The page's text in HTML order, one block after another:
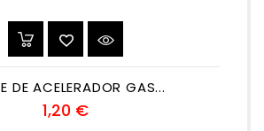
DE ACELERADOR GAS...
1,20 €Precio